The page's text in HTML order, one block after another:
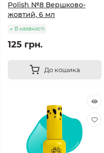
Polish №8 Вершково-
жовтий, 6 мл
В наявності
125 грн.
До кошика